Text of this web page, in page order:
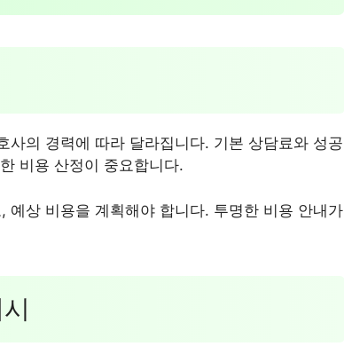
의 경력에 따라 달라집니다. 기본 상담료와 성공
비용 산정이 중요합니다.
예상 비용을 계획해야 합니다. 투명한 비용 안내가